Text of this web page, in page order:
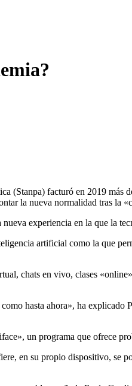
(Stanpa) facturó en 2019
la nueva normalidad tras la
experiencia en la que la
artificial como la que
chats en vivo, clases
hasta ahora», ha
un programa que ofrece
en su propio dispositivo, se